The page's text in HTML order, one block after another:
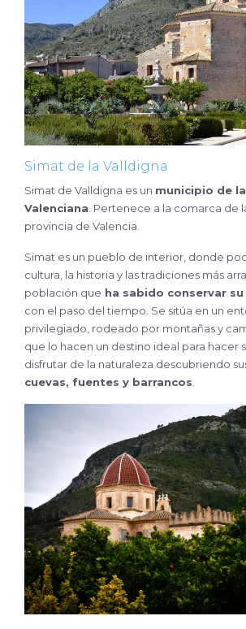
Simat de la Valldigna
Simat de Valldigna es un municipio de
Valenciana. Pertenece a la comarca de
provincia de Valencia.
Simat es un pueblo de interior, donde
cultura, la historia y las tradiciones más
población que ha sabido conservar
con el paso del tiempo. Se sitúa en un
privilegiado, rodeado por montañas y
que lo hacen un destino ideal para hacer
disfrutar de la naturaleza descubriendo
cuevas, fuentes y barrancos.